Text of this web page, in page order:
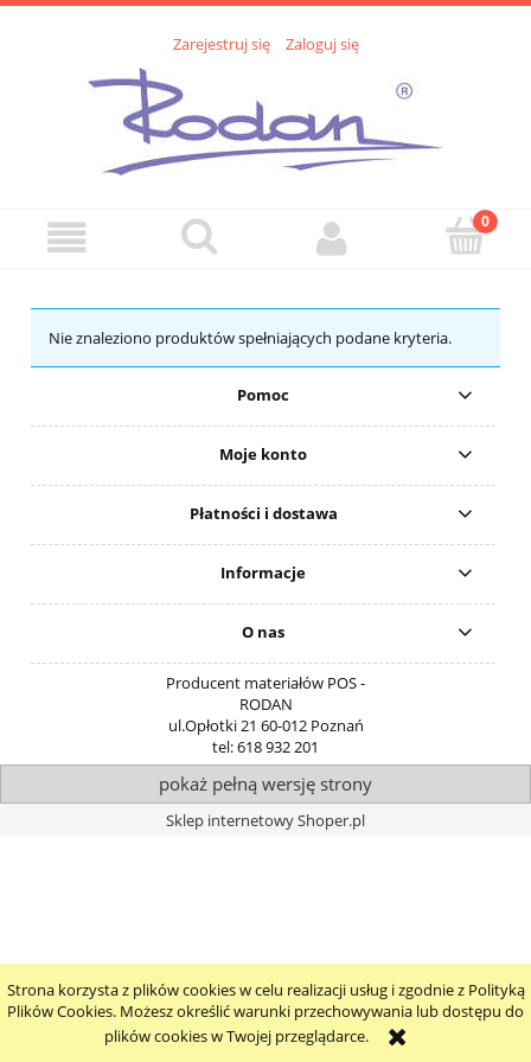
Strona korzysta z plików cookies w celu realizacji usług i zgodnie z Polityką
Plików Cookies. Możesz określić warunki przechowywania lub dostępu do
plików cookies w Twojej przeglądarce.
Zarejestruj się Zaloguj się
Nie znaleziono produktów spełniających podane kryteria.
Pomoc
Moje konto
Płatności i dostawa
Informacje
O nas
Producent materiałów POS -
RODAN
ul.Opłotki 21 60-012 Poznań
tel:618 932 201
pokaż pełną wersję strony
Sklep internetowy Shoper.pl